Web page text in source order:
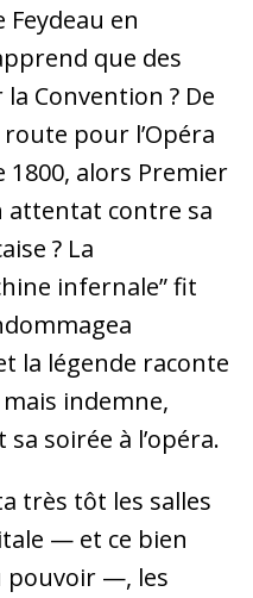
en
que des
Convention ? De
pour l’Opéra
1800, alors Premier
attentat contre sa
? La
infernale” fit
la légende raconte
indemne,
soirée à l’opéra.
très tôt les salles
— et ce bien
pouvoir —, les